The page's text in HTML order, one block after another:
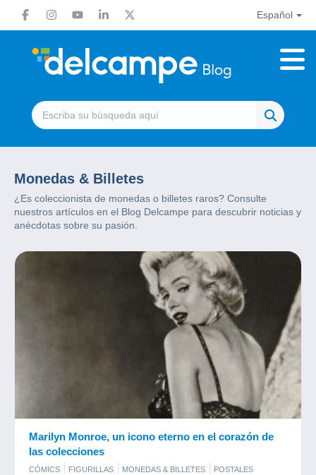
Español
Monedas & Billetes
¿Es coleccionista de monedas o billetes raros? Consulte
nuestros artículos en el Blog Delcampe para descubrir noticias y
anécdotas sobre su pasión.
Marilyn Monroe, un icono eterno en el corazón de
las colecciones
CÓMICS FIGURILLAS MONEDAS & BILLETES POSTALES